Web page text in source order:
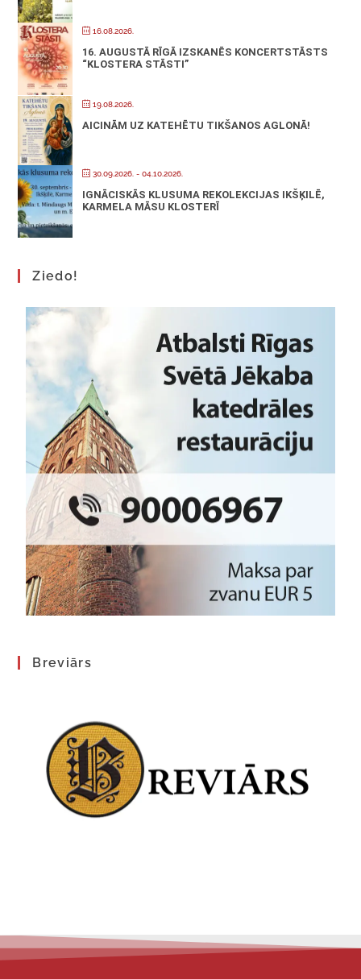
16.08.2026.
16. AUGUSTĀ RĪGĀ IZSKANĒS KONCERTSTĀSTS
“KLOSTERA STĀSTI”
19.08.2026.
AICINĀM UZ KATEHĒTU TIKŠANOS AGLONĀ!
30.09.2026. - 04.10.2026.
IGNĀCISKĀS KLUSUMA REKOLEKCIJAS IKŠĶILĒ,
KARMELA MĀSU KLOSTERĪ
Ziedo!
Breviārs